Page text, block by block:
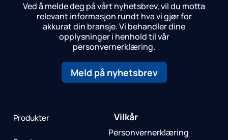
Ved å melde deg på vårt nyhetsbrev, vil du motta
relevant informasjon rundt hva vi gjør for
akkurat din bransje.Vi behandler dine
opplysninger i henhold til vår
personvernerklæring.
Meld på nyhetsbrev
Produkter Vilkår
Personvernerklæring